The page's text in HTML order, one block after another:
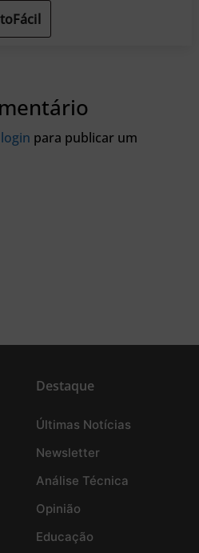
login para publicar um
Destaque
Últimas Notícias
Newsletter
Análise Técnica
Opinião
Educação